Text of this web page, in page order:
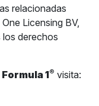
relacionadas
Licensing BV,
los derechos
Formula 1® visita: